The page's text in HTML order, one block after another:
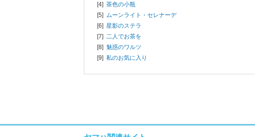
[4] 茶色の小瓶
[5] ムーンライト・セレナーデ
[6] 星影のステラ
[7] 二人でお茶を
[8] 魅惑のワルツ
[9] 私のお気に入り